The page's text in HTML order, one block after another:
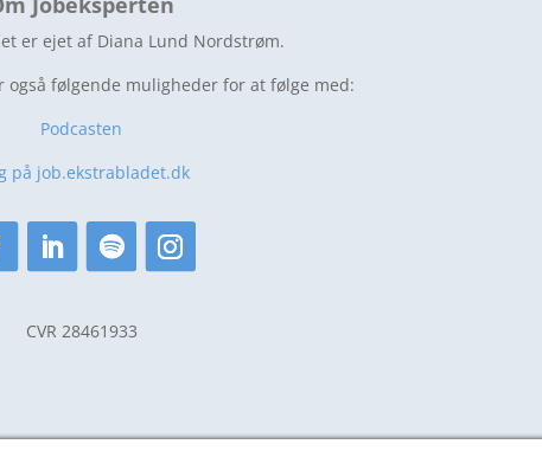
er ejet af Diana Lund Nordstrøm.
også følgende muligheder for at følge med:
Podcasten
på job.ekstrabladet.dk
CVR 28461933